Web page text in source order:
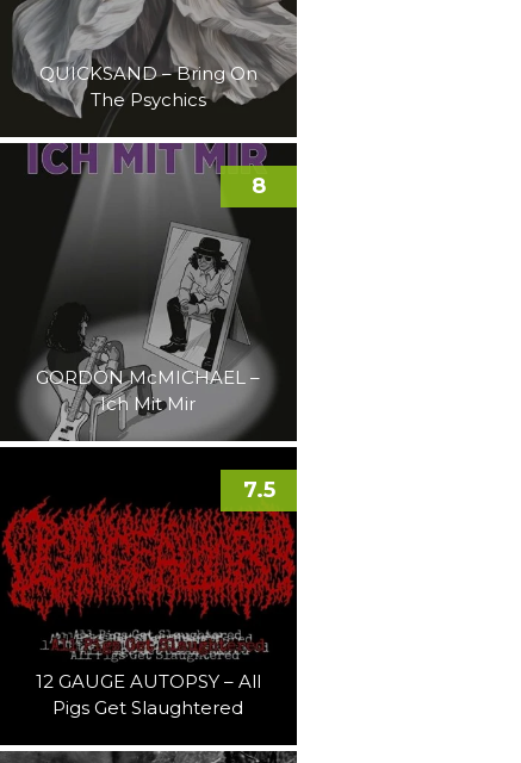
QUICKSAND – Bring On
The Psychics
GORDON McMICHAEL –
Ich Mit Mir
8
12 GAUGE AUTOPSY – All
Pigs Get Slaughtered
7.5